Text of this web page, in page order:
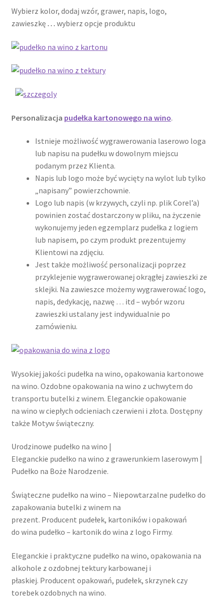
Shop
Shopping Tips
Shopping Tips
Terms of Use
Track Your Order
Twój koszyk
Wishlist
Wybierz kolor, dodaj wzór, grawer, napis, logo,
zawieszkę … wybierz opcje produktu
Personalizacja pudełka kartonowego na wino.
Istnieje możliwość wygrawerowania laserowo loga
lub napisu na pudełku w dowolnym miejscu
podanym przez Klienta.
Napis lub logo może być wycięty na wylot lub tylko
„napisany” powierzchownie.
Logo lub napis (w krzywych, czyli np. plik Corel’a)
powinien zostać dostarczony w pliku, na życzenie
wykonujemy jeden egzemplarz pudełka z logiem
lub napisem, po czym produkt prezentujemy
Klientowi na zdjęciu.
Jest także możliwość personalizacji poprzez
przyklejenie wygrawerowanej okrągłej zawieszki ze
sklejki. Na zawieszce możemy wygrawerować logo,
napis, dedykację, nazwę … itd – wybór wzoru
zawieszki ustalany jest indywidualnie po
zamówieniu.
Wysokiej jakości pudełka na wino, opakowania kartonowe
na wino. Ozdobne opakowania na wino z uchwytem do
transportu butelki z winem. Eleganckie opakowanie
na wino w ciepłych odcieniach czerwieni i złota. Dostępny
także Motyw świąteczny.
Urodzinowe pudełko na wino |
Eleganckie pudełko na wino z grawerunkiem laserowym |
Pudełko na Boże Narodzenie.
Świąteczne pudełko na wino – Niepowtarzalne pudełko do
zapakowania butelki z winem na
prezent. Producent pudełek, kartoników i opakowań
do wina pudełko – kartonik do wina z logo Firmy.
Eleganckie i praktyczne pudełko na wino, opakowania na
alkohole z ozdobnej tektury karbowanej i
płaskiej. Producent opakowań, pudełek, skrzynek czy
torebek ozdobnych na wino.